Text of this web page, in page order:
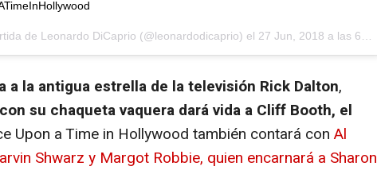
de Leonardo DiCaprio (@leonardodicaprio) el 27 Jun, 2018 a las 6:00 PDT
a la antigua estrella de la televisión Rick Dalton,
su chaqueta vaquera dará vida a Cliff Booth, el
Upon a Time in Hollywood también contará con Al
Shwarz y Margot Robbie, quien encarnará a Sharon